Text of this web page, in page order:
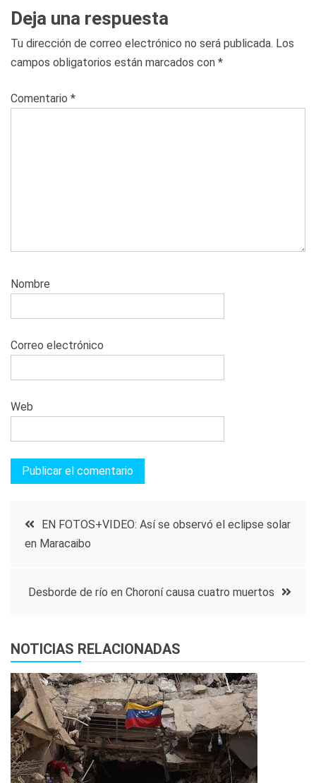
Deja una respuesta
Tu dirección de correo electrónico no será publicada. Los
campos obligatorios están marcados con *
Comentario *
Nombre
Correo electrónico
Web
Navegación
entradas
EN FOTOS+VIDEO: Así se observó el eclipse solar
en Maracaibo
Desborde de río en Choroní causa cuatro muertos
NOTICIAS RELACIONADAS